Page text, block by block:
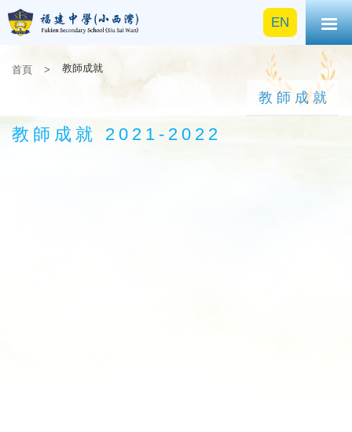
EN
首頁 > 教師成就
教師成就
教師成就 2021-2022